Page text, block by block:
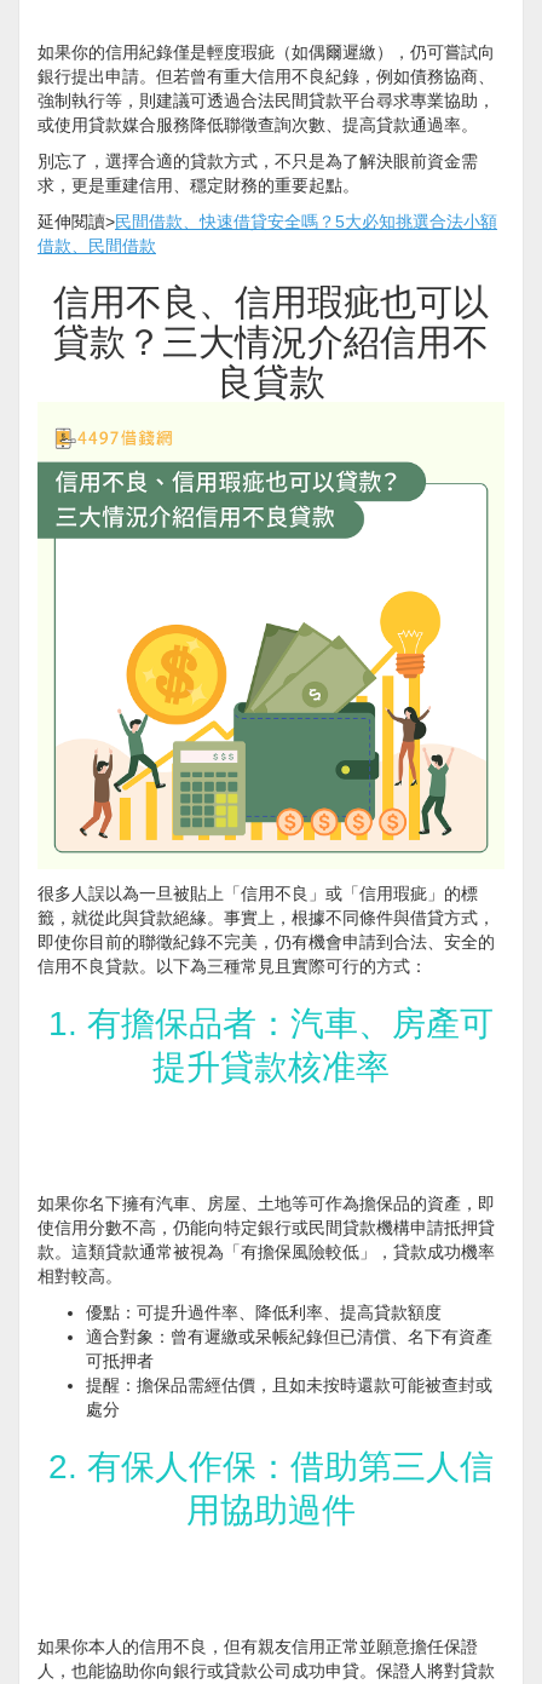
如果你的信用紀錄僅是輕度瑕疵（如偶爾遲繳），仍可嘗試向
銀行提出申請。但若曾有重大信用不良紀錄，例如債務協商、
強制執行等，則建議可透過合法民間貸款平台尋求專業協助，
或使用貸款媒合服務降低聯徵查詢次數、提高貸款通過率。
別忘了，選擇合適的貸款方式，不只是為了解決眼前資金需
求，更是重建信用、穩定財務的重要起點。
延伸閱讀>民間借款、快速借貸安全嗎？5大必知挑選合法小額
借款、民間借款
信用不良、信用瑕疵也可以
貸款？三大情況介紹信用不
良貸款
很多人誤以為一旦被貼上「信用不良」或「信用瑕疵」的標
籤，就從此與貸款絕緣。事實上，根據不同條件與借貸方式，
即使你目前的聯徵紀錄不完美，仍有機會申請到合法、安全的
信用不良貸款。以下為三種常見且實際可行的方式：
1. 有擔保品者：汽車、房產可
提升貸款核准率
如果你名下擁有汽車、房屋、土地等可作為擔保品的資產，即
使信用分數不高，仍能向特定銀行或民間貸款機構申請抵押貸
款。這類貸款通常被視為「有擔保風險較低」，貸款成功機率
相對較高。
優點：可提升過件率、降低利率、提高貸款額度
適合對象：曾有遲繳或呆帳紀錄但已清償、名下有資產
可抵押者
提醒：擔保品需經估價，且如未按時還款可能被查封或
處分
2. 有保人作保：借助第三人信
用協助過件
如果你本人的信用不良，但有親友信用正常並願意擔任保證
人，也能協助你向銀行或貸款公司成功申貸。保證人將對貸款